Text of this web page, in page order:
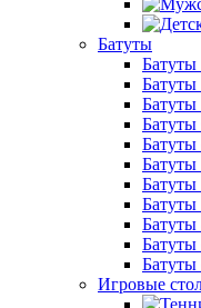
Батуты
Батуты
Батуты
Батуты
Батуты
Батуты
Батуты
Батуты
Батуты
Батуты
Батуты
Игровые